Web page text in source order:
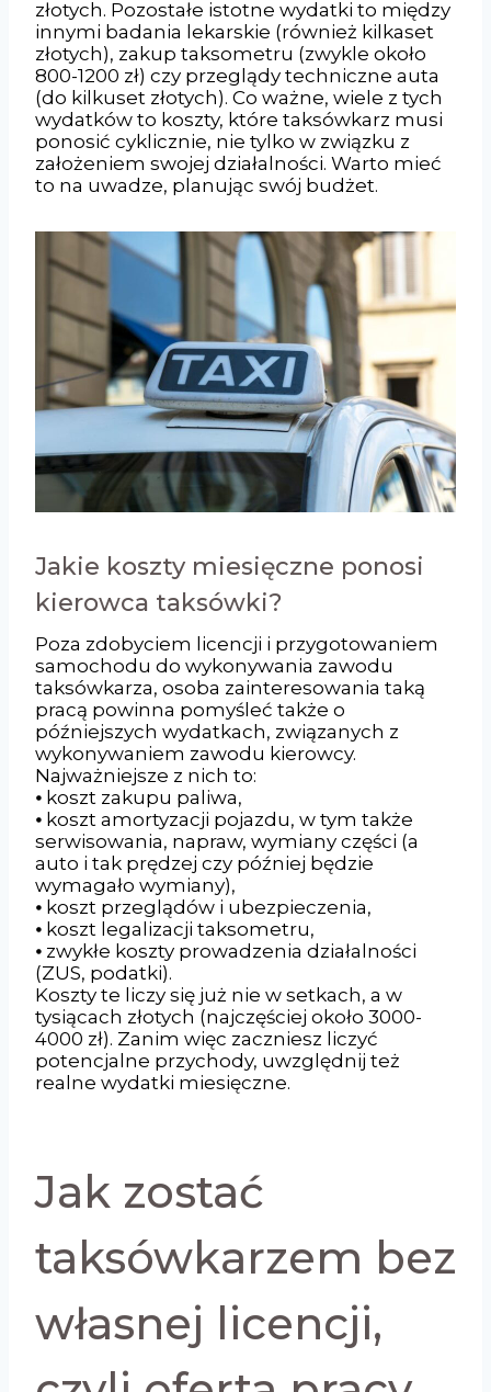
złotych. Pozostałe istotne wydatki to między
innymi badania lekarskie (również kilkaset
złotych), zakup taksometru (zwykle około
800-1200 zł) czy przeglądy techniczne auta
(do kilkuset złotych). Co ważne, wiele z tych
wydatków to koszty, które taksówkarz musi
ponosić cyklicznie, nie tylko w związku z
założeniem swojej działalności. Warto mieć
to na uwadze, planując swój budżet.
Jakie koszty miesięczne ponosi
kierowca taksówki?
Poza zdobyciem licencji i przygotowaniem
samochodu do wykonywania zawodu
taksówkarza, osoba zainteresowania taką
pracą powinna pomyśleć także o
późniejszych wydatkach, związanych z
wykonywaniem zawodu kierowcy.
Najważniejsze z nich to:
⦁ koszt zakupu paliwa,
⦁ koszt amortyzacji pojazdu, w tym także
serwisowania, napraw, wymiany części (a
auto i tak prędzej czy później będzie
wymagało wymiany),
⦁ koszt przeglądów i ubezpieczenia,
⦁ koszt legalizacji taksometru,
⦁ zwykłe koszty prowadzenia działalności
(ZUS, podatki).
Koszty te liczy się już nie w setkach, a w
tysiącach złotych (najczęściej około 3000-
4000 zł). Zanim więc zaczniesz liczyć
potencjalne przychody, uwzględnij też
realne wydatki miesięczne.
Jak zostać
taksówkarzem bez
własnej licencji,